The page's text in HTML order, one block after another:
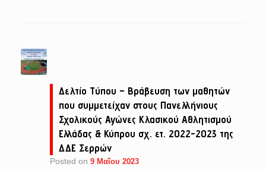
Δελτίο Τύπου – Βράβευση των μαθητών
που συμμετείχαν στους Πανελλήνιους
Σχολικούς Αγώνες Κλασικού Αθλητισμού
Ελλάδας & Κύπρου σχ. ετ. 2022-2023 της
ΔΔΕ Σερρών
Posted on 9 Μαΐου 2023